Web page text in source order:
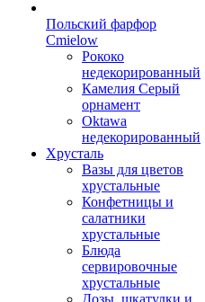
Польский фарфор
Сmielow
Рококо
недекорированный
Камелия Серый
орнамент
Oktawa
недекорированный
Хрусталь
Вазы для цветов
хрустальные
Конфетницы и
салатники
хрустальные
Блюда
сервировочные
хрустальные
Дозы, шкатулки и